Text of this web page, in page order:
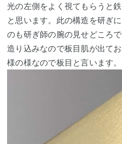
光の左側をよく視てもらうと
と思います。此の構造を研ぎ
のも研ぎ師の腕の見せどころ
造り込みなので板目肌が出て
様の様なので板目と言います。